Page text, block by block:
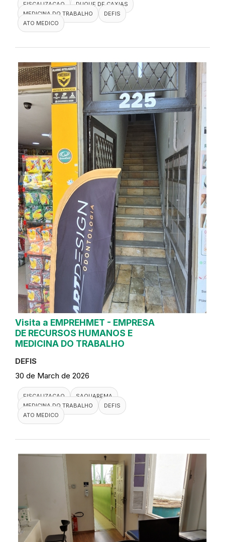
FISCALIZACAO
DUQUE DE CAXIAS
MEDICINA DO TRABALHO
DEFIS
ATO MEDICO
Visita a EMPREHMET - EMPRESA
DE RECURSOS HUMANOS E
MEDICINA DO TRABALHO
DEFIS
30 de March de 2026
FISCALIZACAO
SAQUAREMA
MEDICINA DO TRABALHO
DEFIS
ATO MEDICO